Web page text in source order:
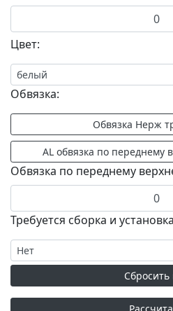
Цвет:
Обвязка:
Обвязка по переднему
Требуется сборка и